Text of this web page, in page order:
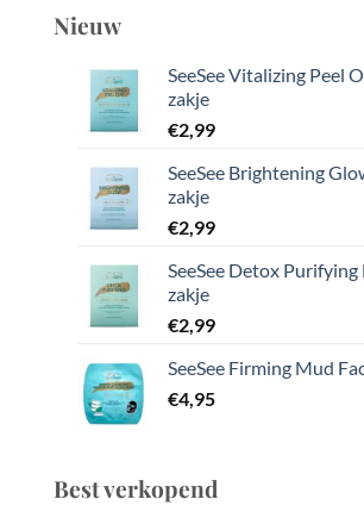
Nieuw
SeeSee Vitalizing Peel
zakje
€2,99
SeeSee Brightening
zakje
€2,99
SeeSee Detox
zakje
€2,99
SeeSee Firming Mud
€4,95
Best verkopend